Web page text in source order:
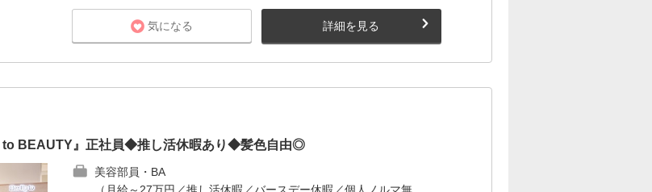
気になる 詳細を見る
to BEAUTY』正社員◆推し活休暇あり◆髪色自由◎
美容部員・BA